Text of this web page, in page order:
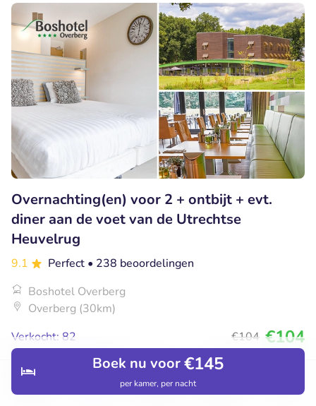
Restaurants
Boek nu voor€145
per kamer, per nacht
Overnachting(en) voor 2 + ontbijt + evt.
diner aan de voet van de Utrechtse
Heuvelrug
9.1 Perfect • 238 beoordelingen
Boshotel Overberg
Overberg (30km)
Verkocht: 82
€104 €104